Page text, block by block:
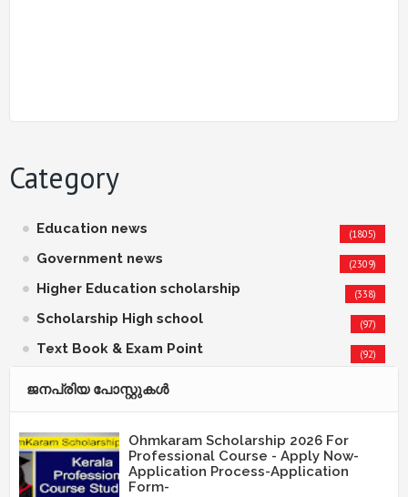
Category
Education news (1805)
Government news (2309)
Higher Education scholarship (338)
Scholarship High school (97)
Text Book & Exam Point (92)
ജനപ്രിയ പോസ്റ്റുകള്‍‌
Ohmkaram Scholarship 2026 For
Professional Course - Apply Now-
Application Process-Application
Form-